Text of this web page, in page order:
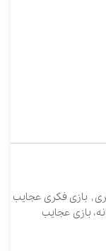
, بازی فکری عجایب
بازی عجایب